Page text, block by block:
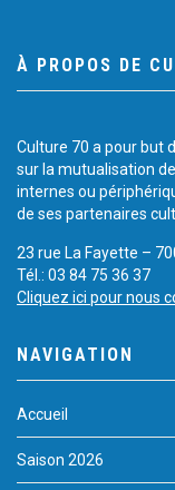
À PROPOS DE
Culture 70 a pour but
sur la mutualisation
internes ou
de ses partenaires
23 rue La Fayette –
Tél.: 03 84 75 36 37
Cliquez ici pour nous
NAVIGATION
Accueil
Saison 2026